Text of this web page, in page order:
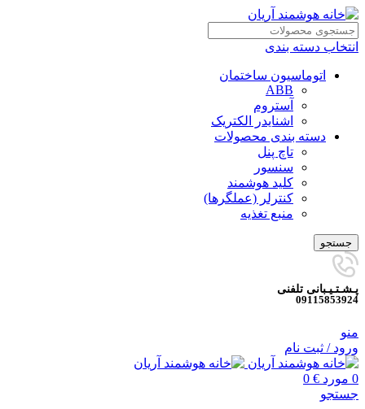
انتخاب دسته بندی
اتوماسیون ساختمان
ABB
آستروم
اشنایدر الکتریک
دسته بندی محصولات
تاچ پنل
سنسور
کلید هوشمند
کنترلر (عملگرها)
منبع تغذیه
جستجو
پـشـتـیـبانی تلفنی
09115853924
منو
ورود / ثبت نام
0 مورد 0 €
جستجو